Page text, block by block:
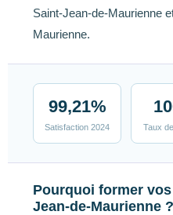
Saint-Jean-de-Maurienne
Maurienne.
99,21%
Satisfaction 2024 Taux
Pourquoi former
Jean-de-Maurienne ?